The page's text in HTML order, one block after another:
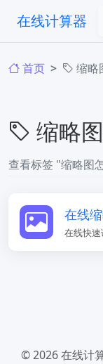
在线计算器
首页 缩略
缩略
查看标签 "缩略图
在线
在线快
© 2026在线计